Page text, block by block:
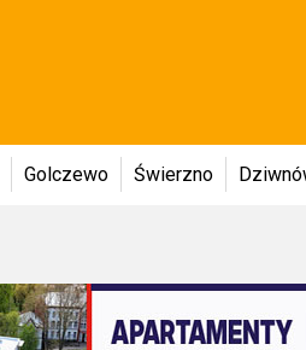
Golczewo Świerzno